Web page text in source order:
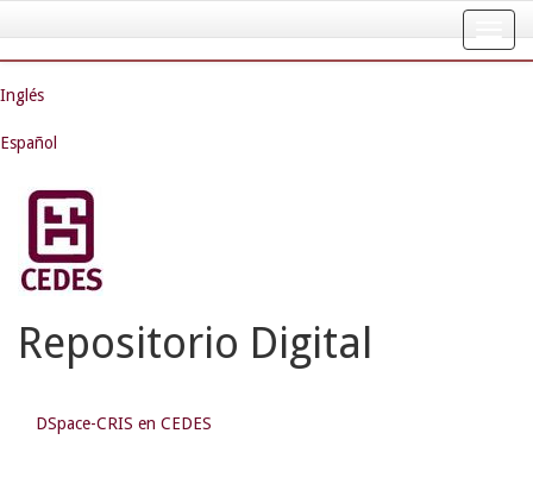
navigation
Inglés
Español
Repositorio Digital
DSpace-CRIS en CEDES